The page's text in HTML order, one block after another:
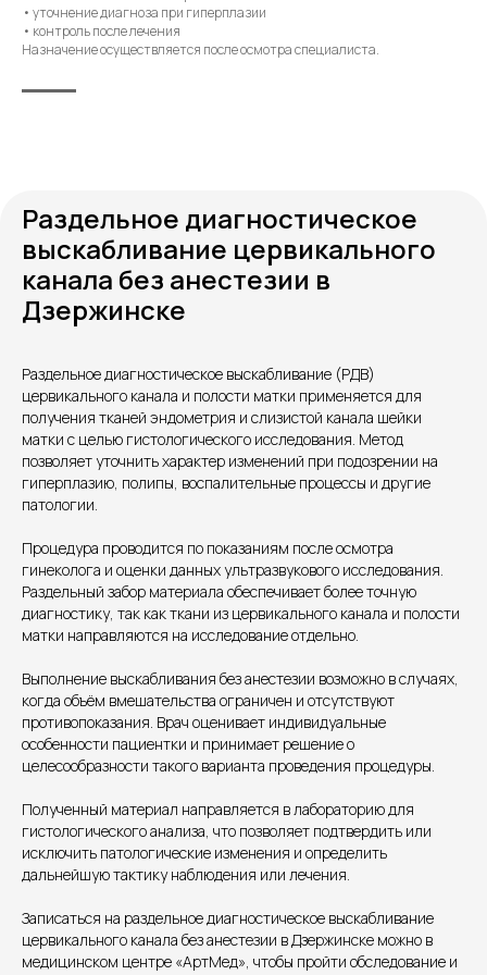
• уточнение диагноза при гиперплазии
• контроль после лечения
Назначение осуществляется после осмотра специалиста.
Раздельное диагностическое
выскабливание цервикального
канала без анестезии в
Дзержинске
Раздельное диагностическое выскабливание (РДВ)
цервикального канала и полости матки применяется для
получения тканей эндометрия и слизистой канала шейки
матки с целью гистологического исследования. Метод
позволяет уточнить характер изменений при подозрении на
гиперплазию, полипы, воспалительные процессы и другие
патологии.
Процедура проводится по показаниям после осмотра
гинеколога и оценки данных ультразвукового исследования.
Раздельный забор материала обеспечивает более точную
диагностику, так как ткани из цервикального канала и полости
матки направляются на исследование отдельно.
Выполнение выскабливания без анестезии возможно в случаях,
когда объём вмешательства ограничен и отсутствуют
противопоказания. Врач оценивает индивидуальные
особенности пациентки и принимает решение о
целесообразности такого варианта проведения процедуры.
Полученный материал направляется в лабораторию для
гистологического анализа, что позволяет подтвердить или
исключить патологические изменения и определить
дальнейшую тактику наблюдения или лечения.
Записаться на раздельное диагностическое выскабливание
цервикального канала без анестезии в Дзержинске можно в
медицинском центре «АртМед», чтобы пройти обследование и
Сб. — с 08:00 до 18:00
Вс. — с 08:00 до 15:00
+7 8313 248 248
Единый номер
Петрищева д.35.пом.3
Патоличева 21Д,П.1
На ремонте
Новый
Розыгрыши и актуальные новости
Подписывайся